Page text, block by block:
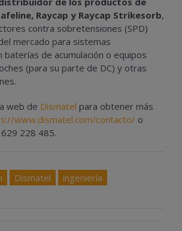
Raycap y Raycap Strikesorb,
contra sobretensiones (SPD)
mercado para sistemas
de acumulación o equipos
(para su parte de DC) y otras
web de Dismatel para obtener más
www.dismatel.com/contacto/ o
228 485.
Dismatel ingeniería